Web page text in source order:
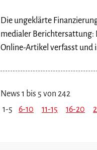
Die ungeklärte
medialer Berichtersattung:
Online-Artikel verfasst und
News 1 bis 5 von 242
1-5
6-10 11-15 16-20